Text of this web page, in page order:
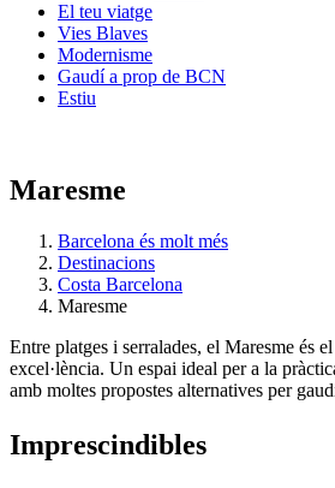
El teu viatge
Vies Blaves
Modernisme
Gaudí a prop de BCN
Estiu
Maresme
Barcelona és molt més
Destinacions
Costa Barcelona
Maresme
Entre platges i serralades, el Maresme és
excel·lència. Un espai ideal per a la
amb moltes propostes alternatives per
Imprescindibles